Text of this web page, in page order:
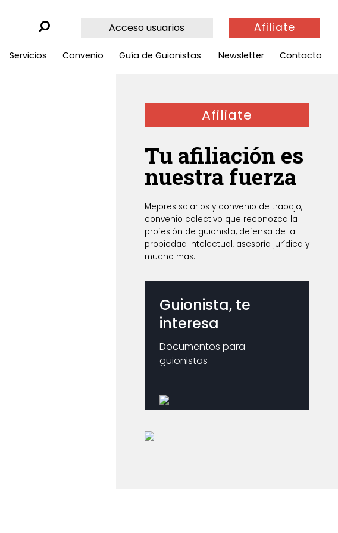
Acceso usuarios Afiliate
Servicios Convenio Guía de Guionistas Newsletter Contacto
Afiliate
Tu afiliación es
nuestra fuerza
Mejores salarios y convenio de trabajo,
convenio colectivo que reconozca la
profesión de guionista, defensa de la
propiedad intelectual, asesoría jurídica y
mucho mas...
Guionista, te
interesa
Documentos para
guionistas